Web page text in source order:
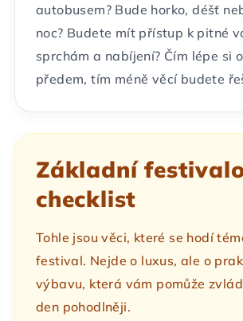
autobusem? Bude horko, déšť
noc? Budete mít přístup k pitné
sprchám a nabíjení? Čím lépe si
předem, tím méně věcí budete
Základní
checklist
Tohle jsou věci, které se hodí
festival. Nejde o luxus, ale o
výbavu, která vám pomůže
den pohodlněji.